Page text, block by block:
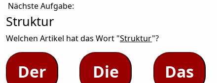
Nächste Aufgabe:
Struktur
Welchen Artikel hat das Wort "Struktur"?
Der Die Das